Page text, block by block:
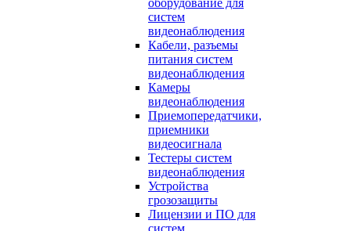
оборудование для
систем
видеонаблюдения
Кабели, разъемы
питания систем
видеонаблюдения
Камеры
видеонаблюдения
Приемопередатчики,
приемники
видеосигнала
Тестеры систем
видеонаблюдения
Устройства
грозозащиты
Лицензии и ПО для
систем